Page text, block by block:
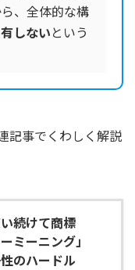
、全体的な構
しないという
記事でくわしく解説
続けて商標
ミーニング」
のハードル